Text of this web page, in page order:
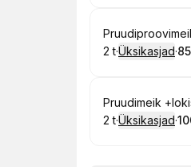
Broneeri
. Kestus:
2 t·Üksikasjad·
.
Broneeri
Pruudimeik
. Kestus:
2 t·Üksikasjad·
.